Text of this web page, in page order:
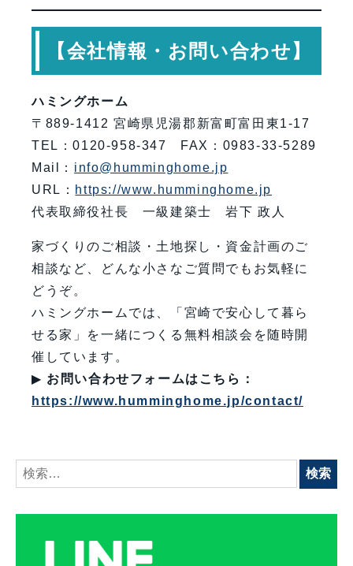
【会社情報・お問い合わせ】
ハミングホーム
〒889-1412 宮崎県児湯郡新富町富田東1-17
TEL：0120-958-347 FAX：0983-33-5289
Mail： info@humminghome.jp
URL： https://www.humminghome.jp
代表取締役社長 一級建築士 岩下 政人
家づくりのご相談・土地探し・資金計画のご
相談など、どんな小さなご質問でもお気軽に
どうぞ。
ハミングホームでは、「宮崎で安心して暮ら
せる家」を一緒につくる無料相談会を随時開
催しています。
▶ お問い合わせフォームはこちら：
https://www.humminghome.jp/contact/
検
索: